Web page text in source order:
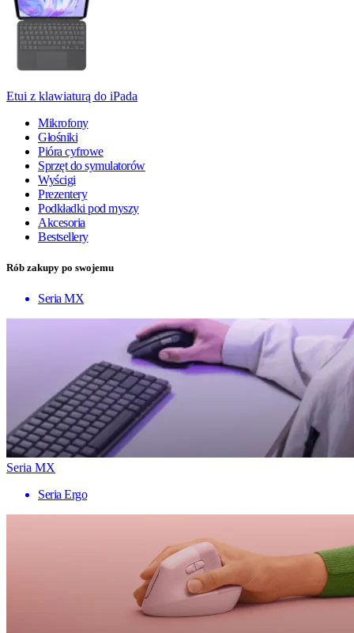
Etui z klawiaturą do iPada
Mikrofony
Głośniki
Pióra cyfrowe
Sprzęt do symulatorów
Wyścigi
Prezentery
Podkładki pod myszy
Akcesoria
Bestsellery
Rób zakupy po swojemu
Seria MX
Seria MX
Seria Ergo